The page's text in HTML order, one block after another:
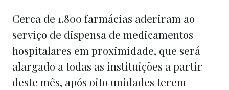
Cerca de 1.800 farmácias aderiram ao
serviço de dispensa de medicamentos
hospitalares em proximidade, que será
alargado a todas as instituições a partir
deste mês, após oito unidades terem